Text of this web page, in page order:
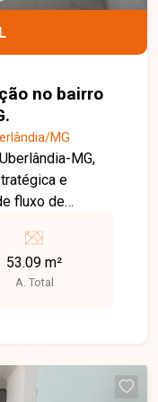
no bairro
MG
MG,
e
fluxo de
serviços e
por sua
comercial,
ideal para
comércios
53.09 m²
A. Total